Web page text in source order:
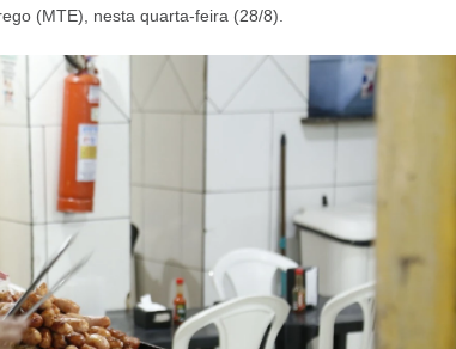
(MTE), nesta quarta-feira (28/8).